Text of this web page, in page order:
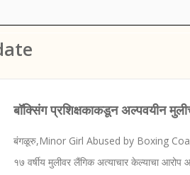
बॉक्सिंग प्रशिक्षकाकडून अल्पवयीन
बंगळूरु,Minor Girl Abused by Boxing Coach
१७ वर्षीय मुलीवर लैंगिक अत्याचार केल्याचा आरोप